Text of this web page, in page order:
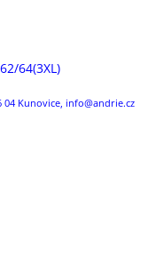
64(3XL)
Kunovice, info@andrie.cz